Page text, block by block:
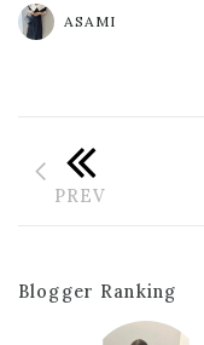
ASAMI
Blogger Ranking